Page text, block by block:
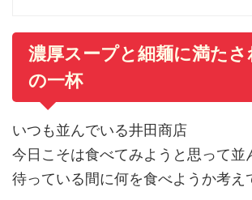
濃厚スープと細麺に満た
の一杯
いつも並んでいる井田商店
今日こそは食べてみようと思って並
待っている間に何を食べようか考え